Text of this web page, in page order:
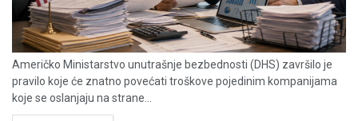
Američko Ministarstvo unutrašnje bezbednosti (DHS) završilo je
pravilo koje će znatno povećati troškove pojedinim kompanijama
koje se oslanjaju na strane...